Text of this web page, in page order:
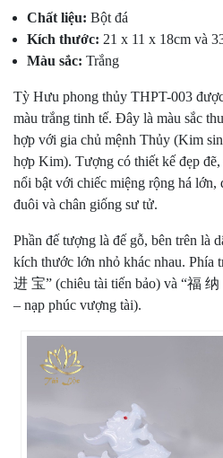
Chất liệu: Bột đá
Kích thước: 21 x 11 x 18cm và
Màu sắc: Trắng
Tỳ Hưu phong thủy THPT-003
màu trắng tinh tế. Đây là màu sắc
hợp với gia chủ mệnh Thủy (Kim
hợp Kim). Tượng có thiết kế đẹp
nổi bật với chiếc miệng rộng há lớn,
đuôi và chân giống sư tử.
Phần đế tượng là đế gỗ, bên trên là
kích thước lớn nhỏ khác nhau. Phía
进 宝” (chiêu tài tiến bảo) và “福
– nạp phúc vượng tài).